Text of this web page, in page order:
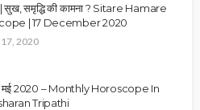
| सुख, समृद्धि की कामना ? Sitare Hamare
| 17 December 2020
2020
मई 2020 – Monthly Horoscope In
Tripathi